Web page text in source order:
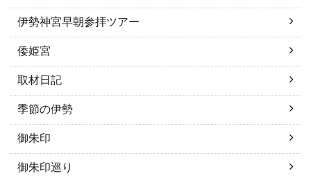
伊勢神宮早朝参拝ツアー
倭姫宮
取材日記
季節の伊勢
御朱印
御朱印巡り